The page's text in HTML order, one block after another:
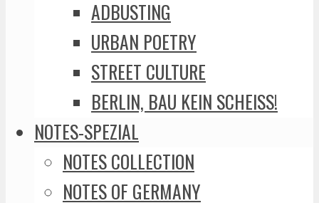
ADBUSTING
URBAN POETRY
STREET CULTURE
BERLIN, BAU KEIN SCHEISS!
NOTES-SPEZIAL
NOTES COLLECTION
NOTES OF GERMANY